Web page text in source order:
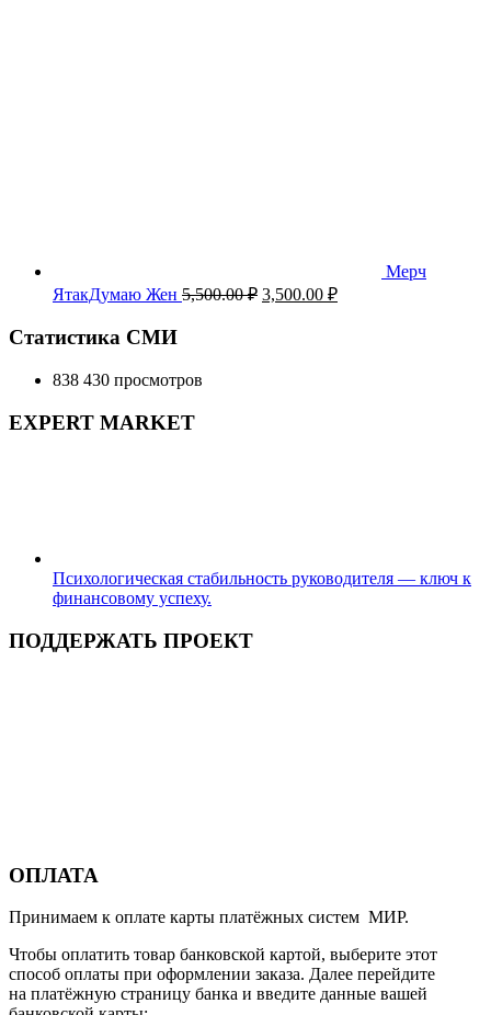
Мерч
ЯтакДумаю Жен 5,500.00₽ Первоначальная
3,500.00 ₽Текущая
Статистика СМИ
838 430 просмотров
EXPERT MARKET
Психологическая стабильность руководителя — ключ к
финансовому успеху.
ПОДДЕРЖАТЬ ПРОЕКТ
ОПЛАТА
Принимаем к оплате карты платёжных систем МИР.
Чтобы оплатить товар банковской картой, выберите этот
способ оплаты при оформлении заказа. Далее перейдите
на платёжную страницу банка и введите данные вашей